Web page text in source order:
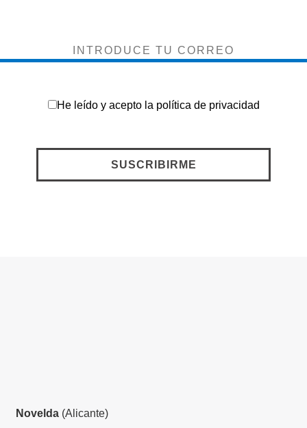
He leído y acepto la política de privacidad
Novelda(Alicante)